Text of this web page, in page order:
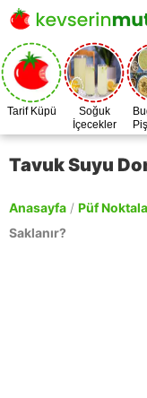
Tarif Küpü
Soğuk
İçecekler
Tavuk Suyu
Anasayfa / Püf
Saklanır?